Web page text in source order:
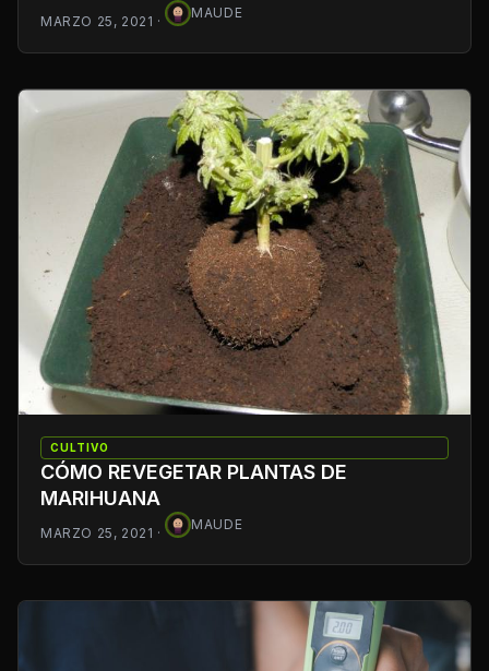
MARZO 25, 2021 ·
MAUDE
CULTIVO
CÓMO REVEGETAR PLANTAS DE
MARIHUANA
MARZO 25, 2021 ·
MAUDE